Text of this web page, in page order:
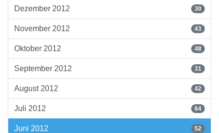
Dezember 2012 30
November 2012 43
Oktober 2012 48
September 2012 31
August 2012 42
Juli 2012 64
Juni 2012 52